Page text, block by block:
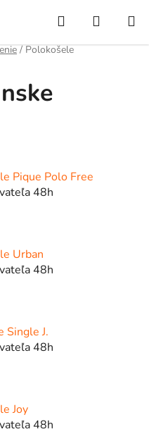
Hľadať
KOŠÍK
/ Polokošele
Pique Polo Free
48h
Urban
48h
Single J.
48h
Joy
48h